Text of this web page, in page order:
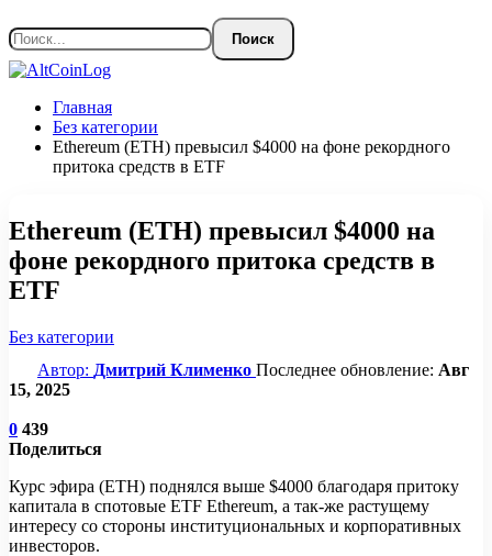
Главная
Без категории
Ethereum (ETH) превысил $4000 на фоне рекордного
притока средств в ETF
Ethereum (ETH) превысил $4000 на
фоне рекордного притока средств в
ETF
Без категории
Автор: Дмитрий Клименко Последнее обновление: Авг
15, 2025
0 439
Поделиться
Курс эфира (ETH) поднялся выше $4000 благодаря притоку
капитала в спотовые ETF Ethereum, а так-же растущему
интересу со стороны институциональных и корпоративных
инвесторов.